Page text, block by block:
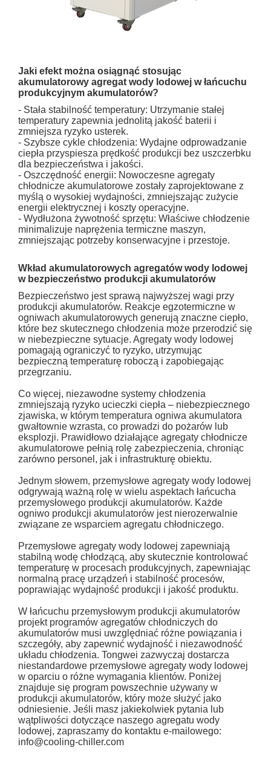
Jaki efekt można osiągnąć stosując
akumulatorowy agregat wody lodowej w łańcuchu
produkcyjnym akumulatorów?
- Stała stabilność temperatury: Utrzymanie stałej
temperatury zapewnia jednolitą jakość baterii i
zmniejsza ryzyko usterek.
- Szybsze cykle chłodzenia: Wydajne odprowadzanie
ciepła przyspiesza prędkość produkcji bez uszczerbku
dla bezpieczeństwa i jakości.
- Oszczędność energii: Nowoczesne agregaty
chłodnicze akumulatorowe zostały zaprojektowane z
myślą o wysokiej wydajności, zmniejszając zużycie
energii elektrycznej i koszty operacyjne.
- Wydłużona żywotność sprzętu: Właściwe chłodzenie
minimalizuje naprężenia termiczne maszyn,
zmniejszając potrzeby konserwacyjne i przestoje.
Wkład akumulatorowych agregatów wody lodowej
w bezpieczeństwo produkcji akumulatorów
Bezpieczeństwo jest sprawą najwyższej wagi przy
produkcji akumulatorów. Reakcje egzotermiczne w
ogniwach akumulatorowych generują znaczne ciepło,
które bez skutecznego chłodzenia może przerodzić się
w niebezpieczne sytuacje. Agregaty wody lodowej
pomagają ograniczyć to ryzyko, utrzymując
bezpieczną temperaturę roboczą i zapobiegając
przegrzaniu.
Co więcej, niezawodne systemy chłodzenia
zmniejszają ryzyko ucieczki ciepła – niebezpiecznego
zjawiska, w którym temperatura ogniwa akumulatora
gwałtownie wzrasta, co prowadzi do pożarów lub
eksplozji. Prawidłowo działające agregaty chłodnicze
akumulatorowe pełnią rolę zabezpieczenia, chroniąc
zarówno personel, jak i infrastrukturę obiektu.
Jednym słowem, przemysłowe agregaty wody lodowej
odgrywają ważną rolę w wielu aspektach łańcucha
przemysłowego produkcji akumulatorów. Każde
ogniwo produkcji akumulatorów jest nierozerwalnie
związane ze wsparciem agregatu chłodniczego.
Przemysłowe agregaty wody lodowej zapewniają
stabilną wodę chłodzącą, aby skutecznie kontrolować
temperaturę w procesach produkcyjnych, zapewniając
normalną pracę urządzeń i stabilność procesów,
poprawiając wydajność produkcji i jakość produktu.
W łańcuchu przemysłowym produkcji akumulatorów
projekt programów agregatów chłodniczych do
akumulatorów musi uwzględniać różne powiązania i
szczegóły, aby zapewnić wydajność i niezawodność
układu chłodzenia. Tongwei zazwyczaj dostarcza
niestandardowe przemysłowe agregaty wody lodowej
w oparciu o różne wymagania klientów. Poniżej
znajduje się program powszechnie używany w
produkcji akumulatorów, który może służyć jako
odniesienie. Jeśli masz jakiekolwiek pytania lub
wątpliwości dotyczące naszego agregatu wody
lodowej, zapraszamy do kontaktu e-mailowego:
info@cooling-chiller.com